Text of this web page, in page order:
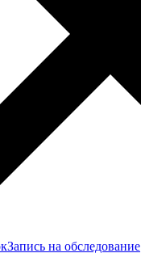
Запись на обследование